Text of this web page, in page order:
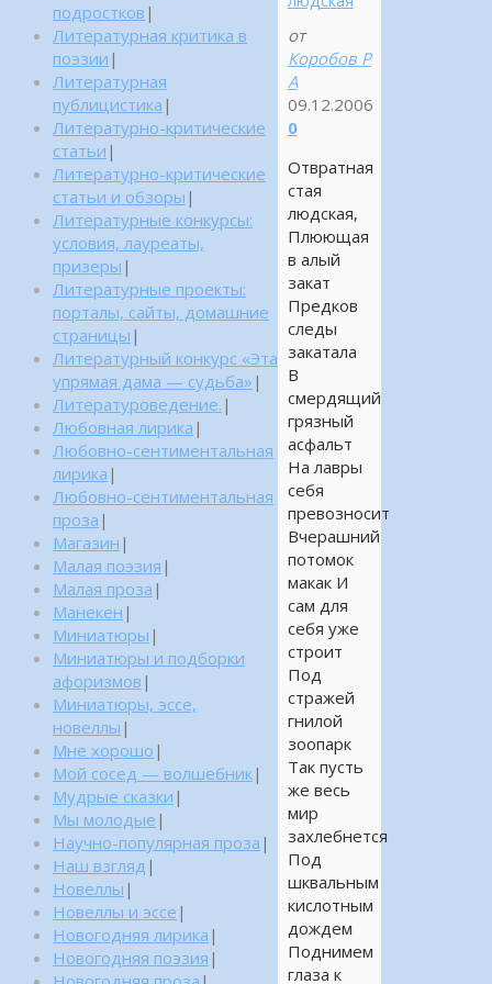
от
Коробов Р
А
09.12.2006
0
Отвратная
стая
людская,
Плюющая
в алый
закат
Предков
следы
закатала
В
смердящий
грязный
асфальт
На лавры
себя
превозносит
Вчерашний
потомок
макак И
сам для
себя уже
строит
Под
стражей
гнилой
зоопарк
Так пусть
же весь
мир
захлебнется
Под
шквальным
кислотным
дождем
Поднимем
глаза к
подростков |
Литературная критика в
поэзии |
Литературная
публицистика |
Литературно-критические
статьи |
Литературно-критические
статьи и обзоры |
Литературные конкурсы:
условия, лауреаты,
призеры |
Литературные проекты:
порталы, сайты, домашние
страницы |
Литературный конкурс «Эта
упрямая дама — судьба» |
Литературоведение. |
Любовная лирика |
Любовно-сентиментальная
лирика |
Любовно-сентиментальная
проза |
Магазин |
Малая поэзия |
Малая проза |
Манекен |
Миниатюры |
Миниатюры и подборки
афоризмов |
Миниатюры, эссе,
новеллы |
Мне хорошо |
Мой сосед — волшебник|
Мудрые сказки |
Мы молодые |
Научно-популярная проза |
Наш взгляд |
Новеллы |
Новеллы и эссе |
Новогодняя лирика |
Новогодняя поэзия |